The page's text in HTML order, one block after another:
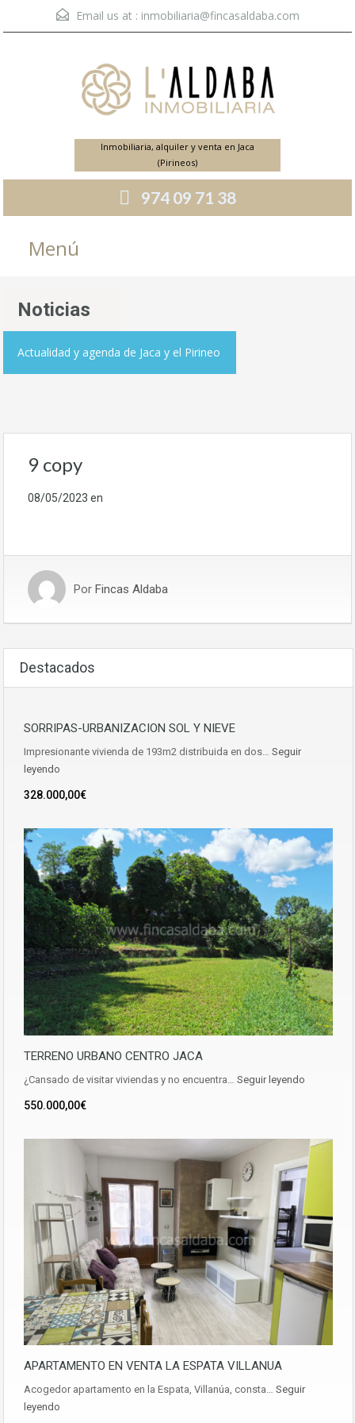
Email us at : inmobiliaria@fincasaldaba.com
Inmobiliaria, alquiler y venta en Jaca
(Pirineos)
974 09 71 38
Menú
Noticias
Actualidad y agenda de Jaca y el Pirineo
9 copy
08/05/2023 en
Por Fincas Aldaba
Destacados
SORRIPAS-URBANIZACION SOL Y NIEVE
Impresionante vivienda de 193m2 distribuida en dos… Seguir
leyendo
328.000,00€
TERRENO URBANO CENTRO JACA
¿Cansado de visitar viviendas y no encuentra… Seguir leyendo
550.000,00€
APARTAMENTO EN VENTA LA ESPATA VILLANUA
Acogedor apartamento en la Espata, Villanúa, consta… Seguir
leyendo